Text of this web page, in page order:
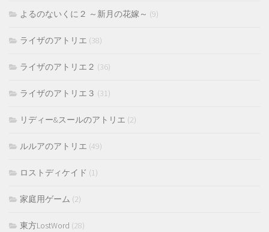
よるのないくに２ ～新月の花嫁～ (9)
ライザのアトリエ (38)
ライザのアトリエ２ (36)
ライザのアトリエ３ (31)
リディー&スールのアトリエ (2)
ルルアのアトリエ (49)
ロストディケイド (1)
家庭用ゲーム (2)
東方LostWord (28)